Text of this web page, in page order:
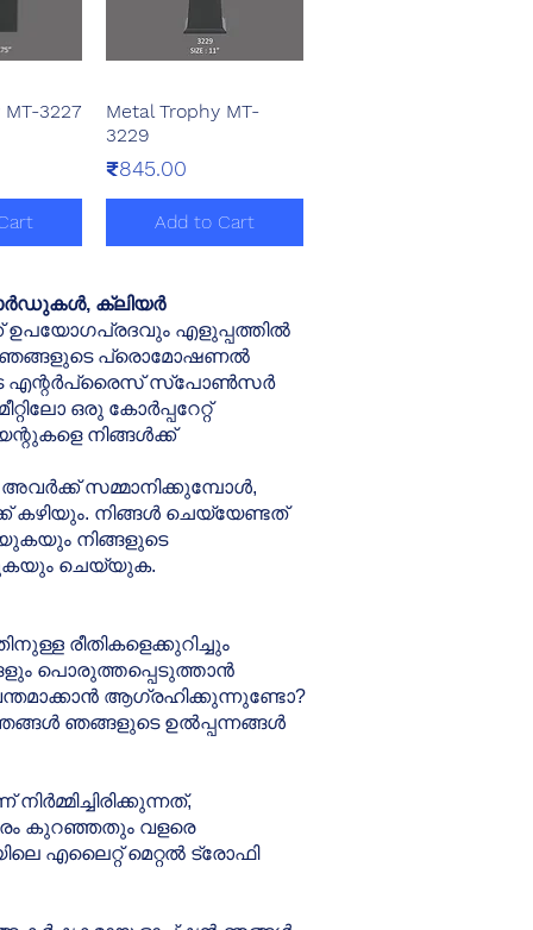
3227 Quick View
Metal Trophy MT-
3229
Price
₹845.00
Add to Cart
ക്ലിയർ
ഉപയോഗപ്രദവും എളുപ്പത്തിൽ
ഞങ്ങളുടെ പ്രൊമോഷണൽ
എന്റർപ്രൈസ് സ്പോൺസർ
ഒരു കോർപ്പറേറ്റ്
നിങ്ങൾക്ക്
അവർക്ക് സമ്മാനിക്കുമ്പോൾ,
കഴിയും. നിങ്ങൾ ചെയ്യേണ്ടത്
നിങ്ങളുടെ
ചെയ്യുക.
രീതികളെക്കുറിച്ചും
പൊരുത്തപ്പെടുത്താൻ
ആഗ്രഹിക്കുന്നുണ്ടോ?
ഞങ്ങൾ ഞങ്ങളുടെ ഉൽപ്പന്നങ്ങൾ
കുറഞ്ഞതും വളരെ
എലൈറ്റ് മെറ്റൽ ട്രോഫി